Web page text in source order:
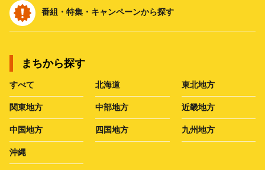
番組・特集・キャンペーンから探す
まちから探す
すべて 北海道 東北地方
関東地方 中部地方 近畿地方
中国地方 四国地方 九州地方
沖縄